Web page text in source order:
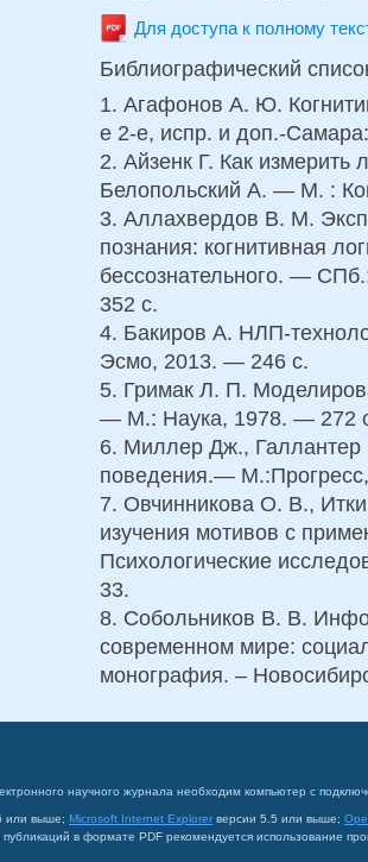
Для доступа к полному
Библиографический
1. Агафонов А. Ю.
е 2-е, испр. и доп.-
2. Айзенк Г. Как
Белопольский А. — М. :
3. Аллахвердов В. М.
познания: когнитивная
бессознательного. —
352 с.
4. Бакиров А. НЛП-
Эсмо, 2013. — 246 с.
5. Гримак Л. П.
— М.: Наука, 1978. — 272
6. Миллер Дж.,
поведения.—
7. Овчинникова О. В.,
изучения мотивов с
Психологические
33.
8. Собольников В. В.
современном мире:
монография. –
научного журнала необходим компьютер с
или выше; Microsoft Internet Explorer версии 5.5 или выше;
в формате PDF рекомендуется использование